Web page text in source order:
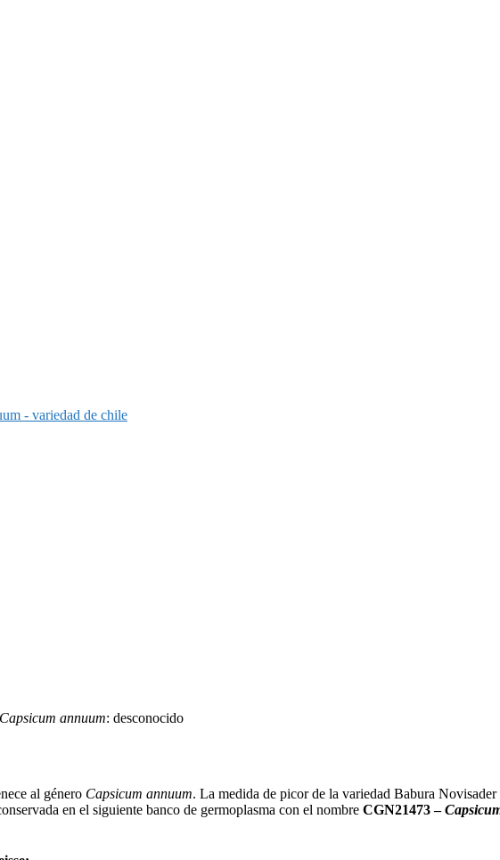
Capsicum annuum: desconocido
al género Capsicum annuum. La medida de picor de la variedad Babura
en el siguiente banco de germoplasma con el nombre CGN21473 –